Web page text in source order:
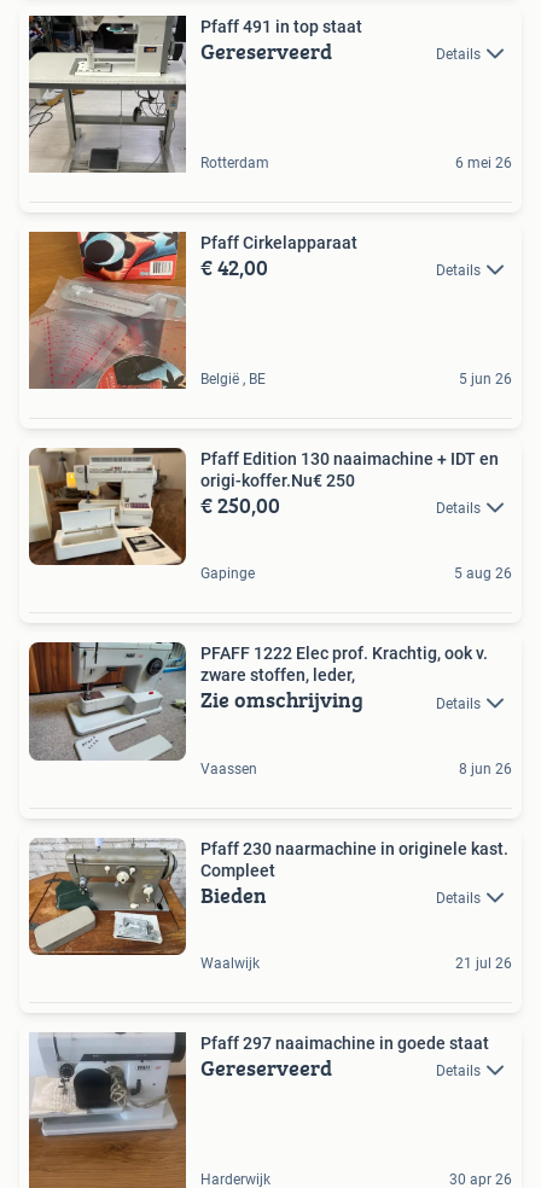
Pfaff 491 in top staat
Gereserveerd Details
Rotterdam 6 mei 26
Pfaff Cirkelapparaat
€ 42,00 Details
België , BE 5 jun 26
Pfaff Edition 130 naaimachine + IDT en
origi-koffer.Nu€ 250
€ 250,00 Details
Gapinge 5 aug 26
PFAFF 1222 Elec prof. Krachtig, ook v.
zware stoffen, leder,
Zie omschrijving Details
Vaassen 8 jun 26
Pfaff 230 naarmachine in originele kast.
Compleet
Bieden Details
Waalwijk 21 jul 26
Pfaff 297 naaimachine in goede staat
Gereserveerd Details
Harderwijk 30 apr 26